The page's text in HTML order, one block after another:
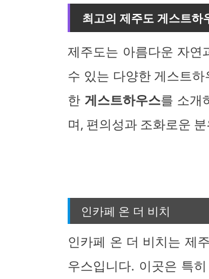
최고의 제주도 게스트하
제주도는 아름다운 자연
수 있는 다양한 게스트
한 게스트하우스를 소개
며, 편의성과 조화로운
인카페 온 더 비치
인카페 온 더 비치는 제
우스입니다. 이곳은 특